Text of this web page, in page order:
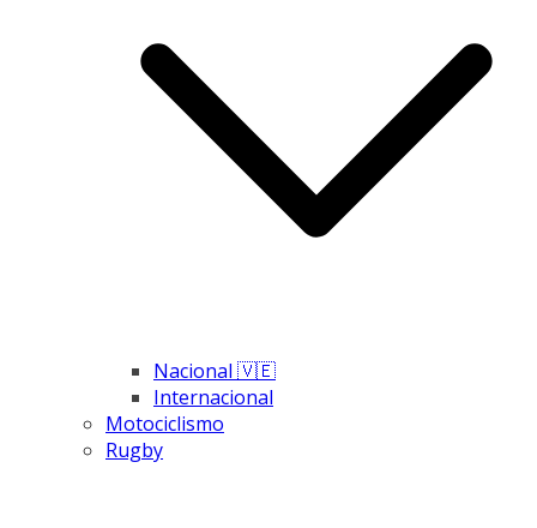
Nacional 🇻🇪
Internacional
Motociclismo
Rugby